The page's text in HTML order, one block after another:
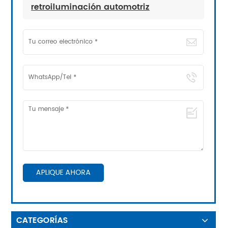
retroiluminación automotriz
APLIQUE AHORA
CATEGORÍAS